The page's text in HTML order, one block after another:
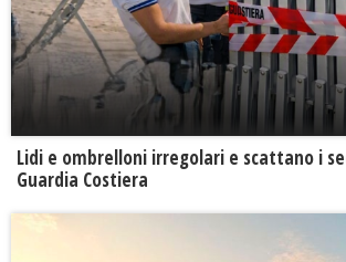
Lidi e ombrelloni irregolari e scattano i
Guardia Costiera